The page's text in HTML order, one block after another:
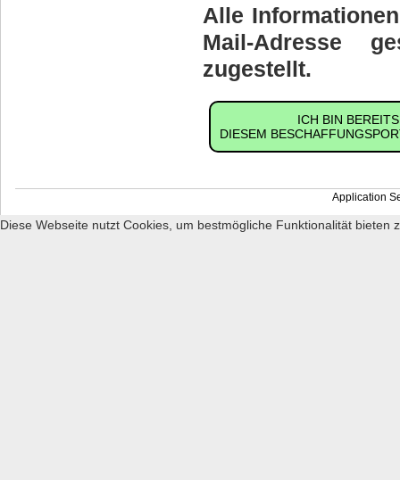
Alle
Mail-Adresse
zugestellt.
ICH BIN
DIESEM
Application
Diese Webseite nutzt Cookies, um bestmögliche Funktionalität bieten